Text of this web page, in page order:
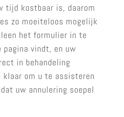
tijd kostbaar is, daarom
zo moeiteloos mogelijk
het formulier in te
pagina vindt, en uw
in behandeling
klaar om u te assisteren
uw annulering soepel